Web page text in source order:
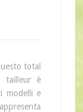
total
tailleur è
modelli e